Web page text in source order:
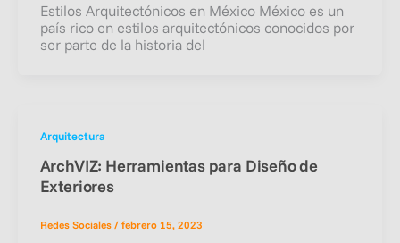
Estilos Arquitectónicos en México México es un
país rico en estilos arquitectónicos conocidos por
ser parte de la historia del
Arquitectura
ArchVIZ: Herramientas para Diseño de
Exteriores
Redes Sociales / febrero 15, 2023